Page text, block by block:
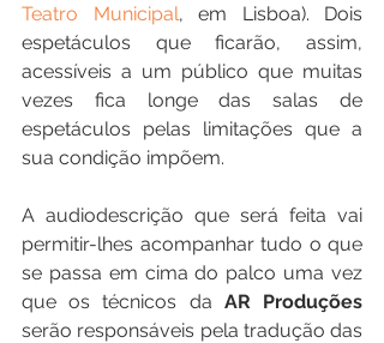
Teatro Municipal, em Lisboa). Dois
espetáculos que ficarão, assim,
acessíveis a um público que muitas
vezes fica longe das salas de
espetáculos pelas limitações que a
sua condição impõem.
A audiodescrição que será feita vai
permitir-lhes acompanhar tudo o que
se passa em cima do palco uma vez
que os técnicos da AR Produções
serão responsáveis pela tradução das